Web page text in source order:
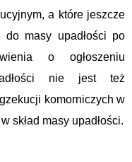
a które jeszcze
do masy upadłości po
o ogłoszeniu
nie jest też
komorniczych w
skład masy upadłości.